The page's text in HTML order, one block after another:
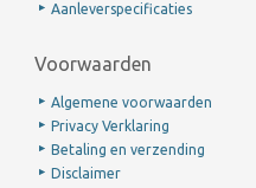
Aanleverspecificaties
Voorwaarden
Algemene voorwaarden
Privacy Verklaring
Betaling en verzending
Disclaimer